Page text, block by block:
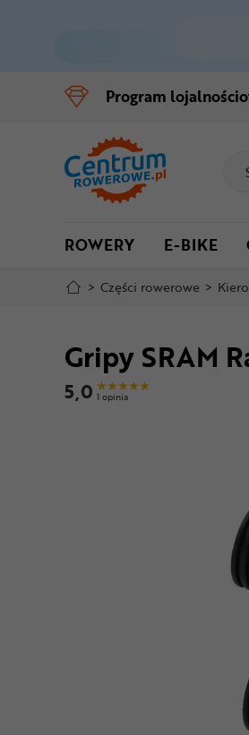
Menu główne
Informacje o
Do koszyka
Szczegółowe
Mapa strony
Program
ROWERY E-BIKE
> Części rowerowe >
Gripy SRAM
5,0 1 opinia